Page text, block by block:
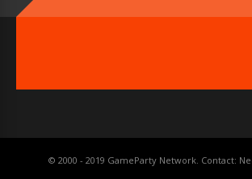
© 2000 - 2019 GameParty Network. Contact: